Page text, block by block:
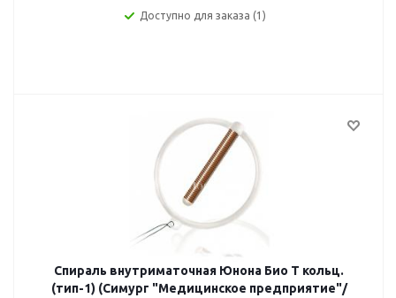
Доступно для заказа (1)
Спираль внутриматочная Юнона Био Т кольц.
(тип-1) (Симург "Медицинское предприятие"/